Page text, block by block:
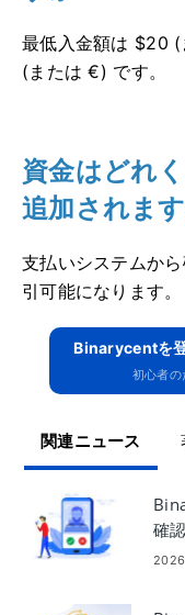
最低入金額は $20
(または €) です。
資金はどれ
追加されま
支払いシステムか
引可能になります。
Binarycentを
初心者
関連ニュース
確
ン